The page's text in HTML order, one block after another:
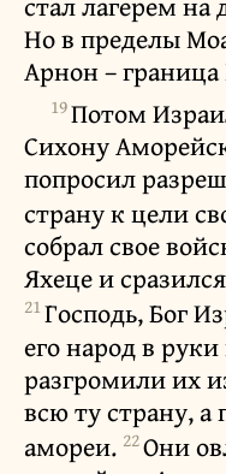
Но в пределы
Арнон –
19Потом
Сихону
попросил
страну к цели
собрал свое
Яхеце и
21Господь, Бог
его народ в
разгромили их
всю ту страну,
амореи. 22Они